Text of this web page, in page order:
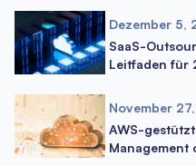
Dezember 5,
SaaS-
Leitfaden für
November
AWS-
Management